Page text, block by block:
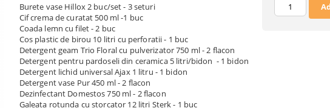
Burete vase Hillox 2 buc/set - 3 seturi
Cif crema de curatat 500 ml -1 buc
Coada lemn cu filet - 2 buc
Cos plastic de birou 10 litri cu perforatii - 1 buc
Detergent geam Trio Floral cu pulverizator 750 ml - 2 flacon
Detergent pentru pardoseli din ceramica 5 litri/bidon - 1 bidon
Detergent lichid universal Ajax 1 litru - 1 bidon
Detergent vase Pur 450 ml - 2 flacon
Dezinfectant Domestos 750 ml - 2 flacon
Galeata rotunda cu storcator 12 litri Sterk - 1 buc